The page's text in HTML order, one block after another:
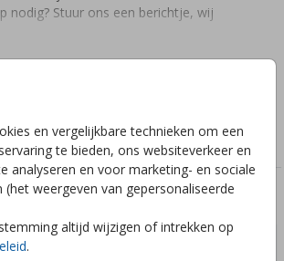
en vergelijkbare technieken om een
te bieden, ons websiteverkeer en
analyseren en voor marketing- en sociale
(het weergeven van gepersonaliseerde
altijd wijzigen of intrekken op
.
nodig? Stuur ons een berichtje, wij
vind je misschien ook leuk